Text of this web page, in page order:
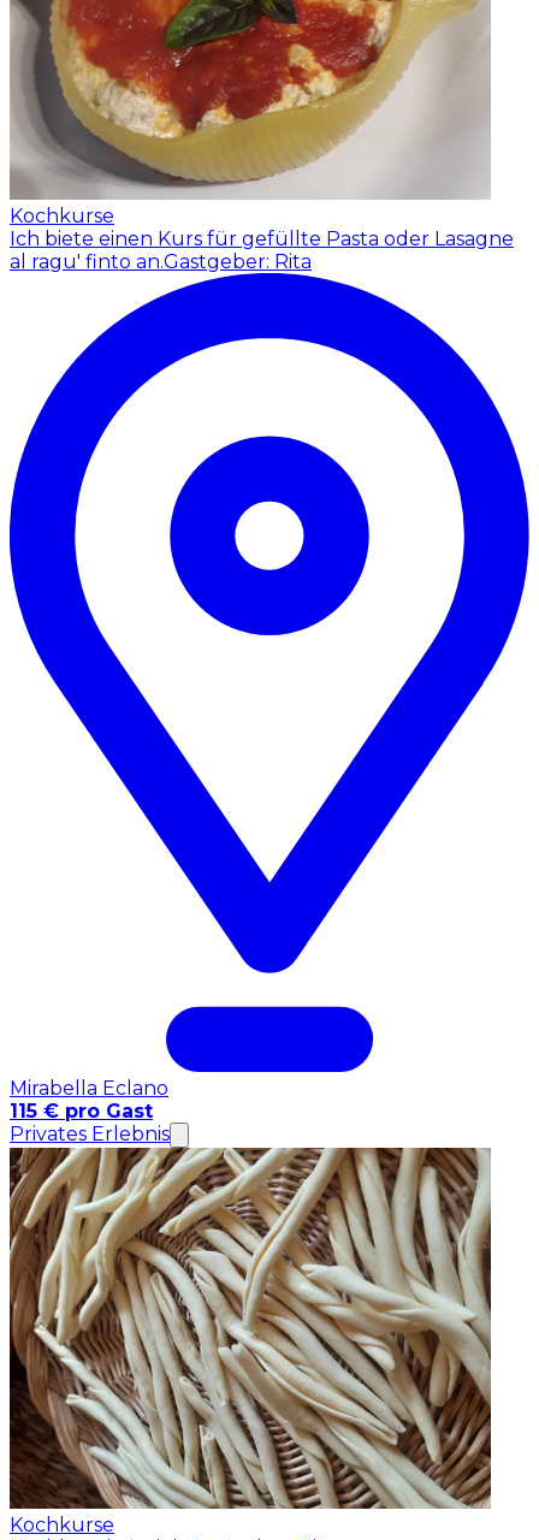
Kochkurse
Ich biete einen Kurs für gefüllte Pasta oder Lasagne
al ragu' finto an.Gastgeber: Rita
Mirabella Eclano
115 € pro Gast
Privates Erlebnis
Kochkurse